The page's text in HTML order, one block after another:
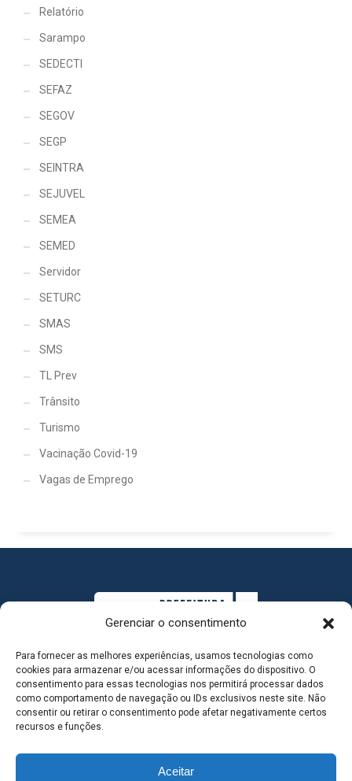
Gerenciar o consentimento
Para fornecer as melhores experiências, usamos tecnologias como
cookies para armazenar e/ou acessar informações do dispositivo. O
consentimento para essas tecnologias nos permitirá processar dados
como comportamento de navegação ou IDs exclusivos neste site. Não
consentir ou retirar o consentimento pode afetar negativamente certos
recursos e funções.
Aceitar
Relatório
Sarampo
SEDECTI
SEFAZ
SEGOV
SEGP
SEINTRA
SEJUVEL
SEMEA
SEMED
Servidor
SETURC
SMAS
SMS
TL Prev
Trânsito
Turismo
Vacinação Covid-19
Vagas de Emprego
MAPA DO SITE